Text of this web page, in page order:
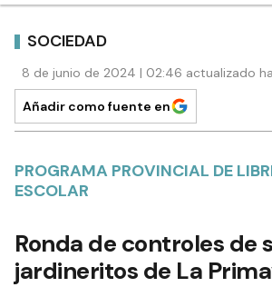
SOCIEDAD
8 de junio de 2024 | 02:46 actualizado
Añadir como fuente en
PROGRAMA PROVINCIAL DE
ESCOLAR
Ronda de controles de
jardineritos de La